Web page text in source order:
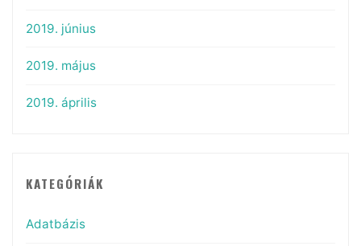
2019. június
2019. május
2019. április
KATEGÓRIÁK
Adatbázis